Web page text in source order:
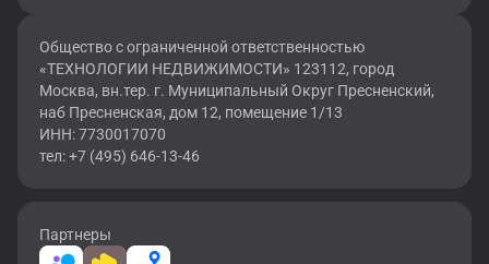
Общество с ограниченной ответственностью
«ТЕХНОЛОГИИ НЕДВИЖИМОСТИ» 123112, город
Москва, вн.тер. г. Муниципальный Округ Пресненский,
наб Пресненская, дом 12, помещение 1/13
ИНН: 7730017070
тел: +7 (495) 646-13-46
Партнеры